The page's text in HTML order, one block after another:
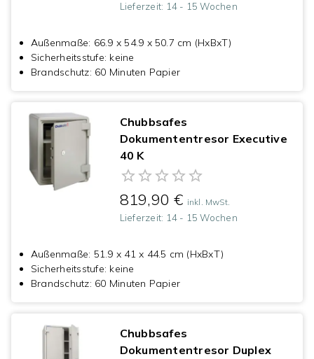
Lieferzeit: 14 - 15 Wochen
Außenmaße: 66.9 x 54.9 x 50.7 cm (HxBxT)
Sicherheitsstufe: keine
Brandschutz: 60 Minuten Papier
Chubbsafes
Dokumententresor Executive
40 K
819,90 € inkl. MwSt.
Lieferzeit: 14 - 15 Wochen
Außenmaße: 51.9 x 41 x 44.5 cm (HxBxT)
Sicherheitsstufe: keine
Brandschutz: 60 Minuten Papier
Chubbsafes
Dokumententresor Duplex